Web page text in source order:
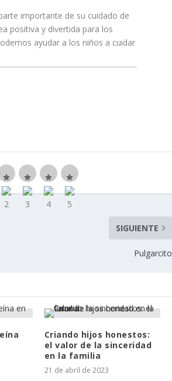
importante de su cuidado de
positiva y divertida para los
ayudar a los niños a cuidar
SIGUIENTE
Pulgarcito
Criando hijos honestos:
el valor de la sinceridad
en la familia
21 de abril de 2023